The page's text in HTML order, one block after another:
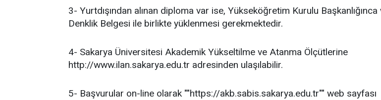
3- Yurtdışından alınan diploma var ise, Yükseköğretim Kurulu Başkanlığınca
Denklik Belgesi ile birlikte yüklenmesi gerekmektedir.
4- Sakarya Üniversitesi Akademik Yükseltilme ve Atanma Ölçütlerine
http://www.ilan.sakarya.edu.tr adresinden ulaşılabilir.
5- Başvurular on-line olarak ""https://akb.sabis.sakarya.edu.tr"" web sayfası